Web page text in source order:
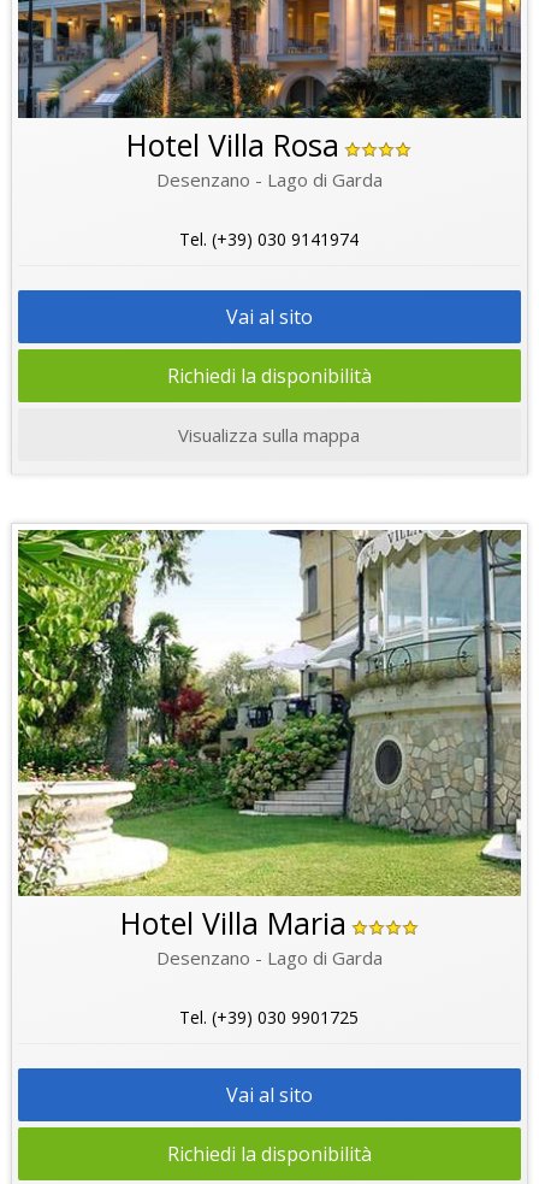
Hotel Villa Rosa
Desenzano - Lago di Garda
Tel. (+39) 030 9141974
Vai al sito
Richiedi la disponibilità
Visualizza sulla mappa
Hotel Villa Maria
Desenzano - Lago di Garda
Tel. (+39) 030 9901725
Vai al sito
Richiedi la disponibilità